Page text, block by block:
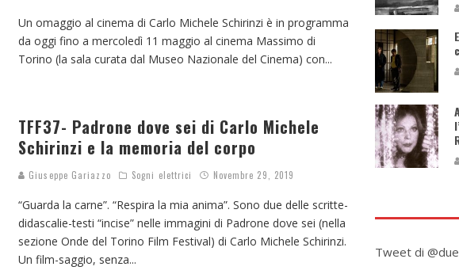
Un omaggio al cinema di Carlo Michele Schirinzi è in programma
da oggi fino a mercoledì 11 maggio al cinema Massimo di
Torino (la sala curata dal Museo Nazionale del Cinema) con...
TFF37- Padrone dove sei di Carlo Michele
Schirinzi e la memoria del corpo
Giuseppe Gariazzo Sogni elettrici Novembre 29, 2019
“Guarda la carne”. “Respira la mia anima”. Sono due delle scritte-
didascalie-testi “incise” nelle immagini di Padrone dove sei (nella
sezione Onde del Torino Film Festival) di Carlo Michele Schirinzi.
Un film-saggio, senza... Tweet di